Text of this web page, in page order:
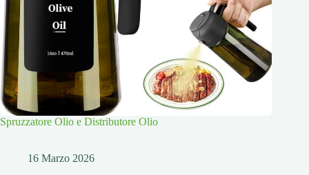
Spruzzatore Olio e Distributore Olio
16 Marzo 2026